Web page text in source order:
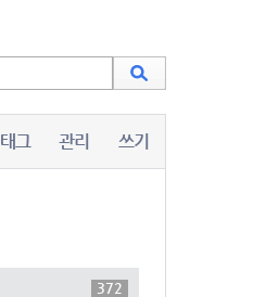
태그 관리 쓰기
372